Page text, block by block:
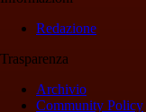
Redazione
Trasparenza
Archivio
Community Policy